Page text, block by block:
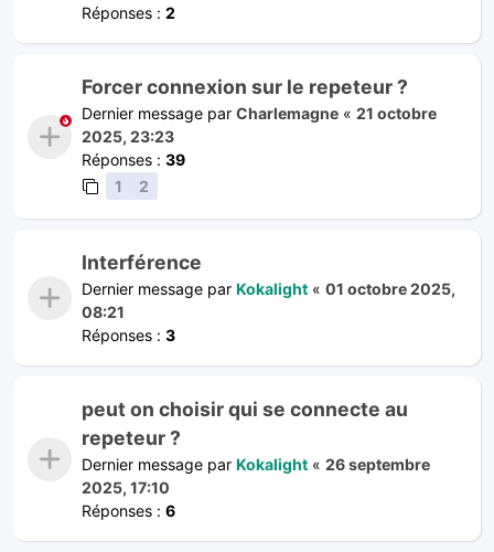
Réponses : 2
Forcer connexion sur le repeteur ?
Dernier message par Charlemagne « 21 octobre
2025, 23:23
Réponses : 39
1
2
Interférence
Dernier message par Kokalight « 01 octobre 2025,
08:21
Réponses : 3
peut on choisir qui se connecte au
repeteur ?
Dernier message par Kokalight « 26 septembre
2025, 17:10
Réponses : 6